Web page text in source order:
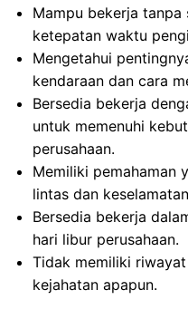
Mampu bekerja tanpa
ketepatan waktu
Mengetahui
kendaraan dan cara
Bersedia bekerja
untuk memenuhi
perusahaan.
Memiliki pemahaman
lintas dan
Bersedia bekerja
hari libur perusahaan.
Tidak memiliki
kejahatan apapun.